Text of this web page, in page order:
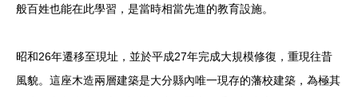
般百姓也能在此學習，是當時相當先進的教育設施。
昭和26年遷移至現址，並於平成27年完成大規模修復，重現往昔
風貌。這座木造兩層建築是大分縣內唯一現存的藩校建築，為極其